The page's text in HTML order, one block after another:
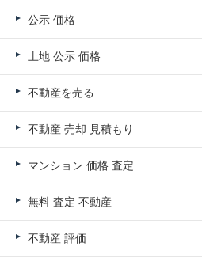
公示 価格
土地 公示 価格
不動産を売る
不動産 売却 見積もり
マンション 価格 査定
無料 査定 不動産
不動産 評価